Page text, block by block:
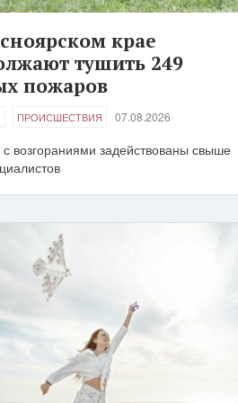
крае
тушить 249
пожаров
ПРОИСШЕСТВИЯ 07.08.2026
возгораниями задействованы свыше